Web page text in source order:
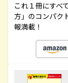
これ１冊にすべ
方」のコンパク
報満載！